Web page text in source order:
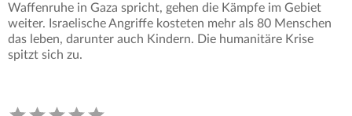
Waffenruhe in Gaza spricht, gehen die Kämpfe im Gebiet
weiter. Israelische Angriffe kosteten mehr als 80 Menschen
das leben, darunter auch Kindern. Die humanitäre Krise
spitzt sich zu.